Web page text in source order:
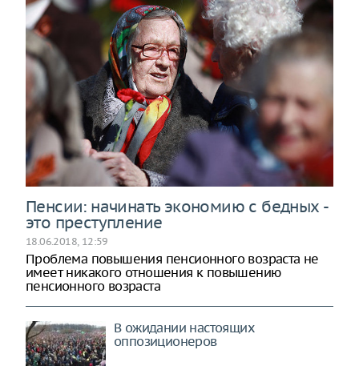
Пенсии: начинать экономию с бедных -
это преступление
18.06.2018, 12:59
Проблема повышения пенсионного возраста не
имеет никакого отношения к повышению
пенсионного возраста
В ожидании настоящих
оппозиционеров